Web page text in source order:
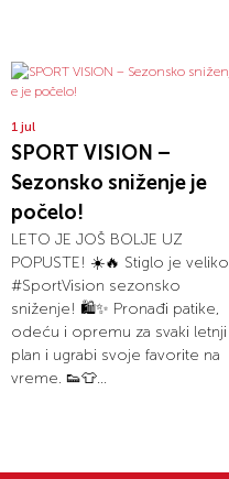
1 jul
SPORT VISION –
Sezonsko sniženje je
počelo!
LETO JE JOŠ BOLJE UZ
POPUSTE! ☀️🔥 Stiglo je veliko
#SportVision sezonsko
sniženje! 🛍️✨ Pronađi patike,
odeću i opremu za svaki letnji
plan i ugrabi svoje favorite na
vreme. 👟👕...